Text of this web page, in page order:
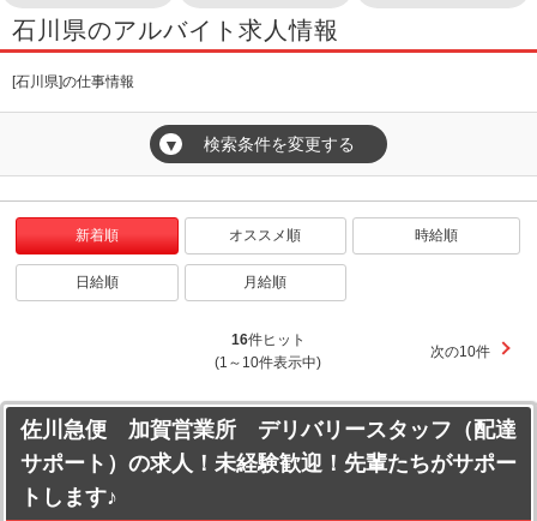
石川県のアルバイト求人情報
[石川県]の仕事情報
▼ 検索条件を変更する
新着順 オススメ順 時給順
日給順 月給順
16件ヒット
(1～10件表示中)
次の10件
佐川急便 加賀営業所 デリバリースタッフ（配達
サポート）の求人！未経験歓迎！先輩たちがサポー
トします♪